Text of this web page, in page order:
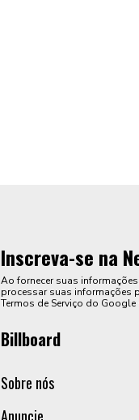
Inscreva-se na
Ao fornecer suas
processar suas informações
Termos de Serviço do Google
Billboard
Sobre nós